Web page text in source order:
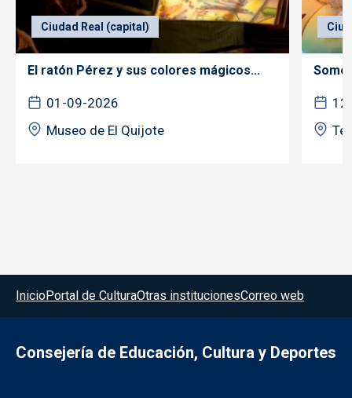
Ciudad Real (capital)
El ratón Pérez y sus colores mágicos...
01-09-2026
Museo de El Quijote
Menú del pie
InicioPortal de CulturaOtras institucionesCorreo web
Consejería de Educación, Cultura y Deportes